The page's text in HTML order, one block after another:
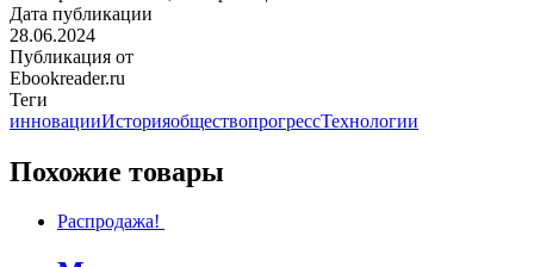
Дата публикации
28.06.2024
Публикация от
Ebookreader.ru
Теги
инновацииИсторияобществопрогрессТехнологии
Похожие товары
Распродажа!